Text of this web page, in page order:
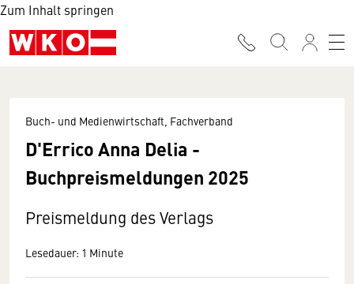
Zum Inhalt springen
Buch- und Medienwirtschaft, Fachverband
D'Errico Anna Delia -
Buchpreismeldungen 2025
Preismeldung des Verlags
Lesedauer: 1 Minute